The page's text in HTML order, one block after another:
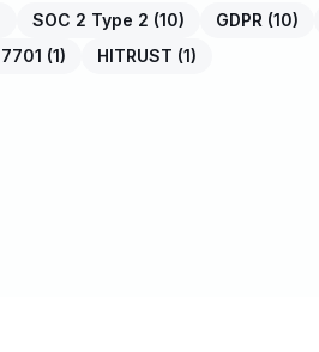
SOC 2 Type 2 (10) GDPR (10)
(1) HITRUST (1)